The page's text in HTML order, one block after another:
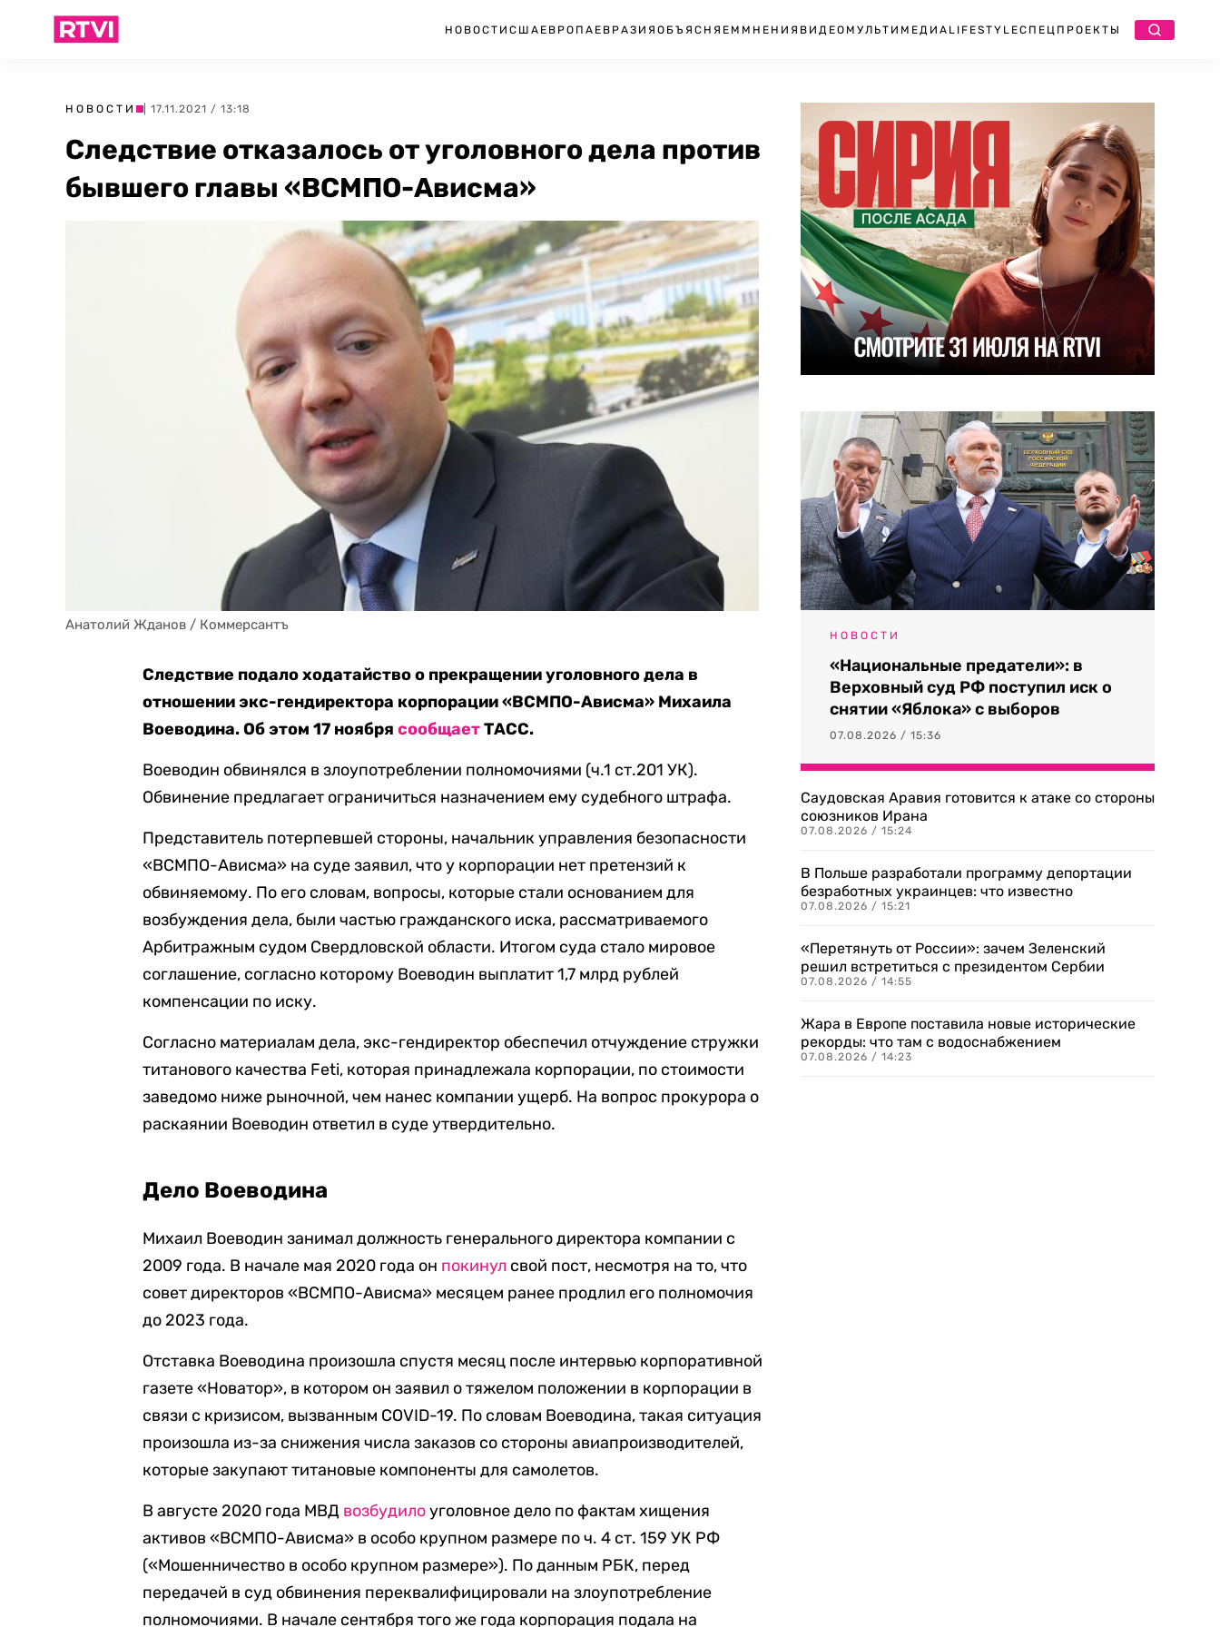
НОВОСТИ США ЕВРОПА ЕВРАЗИЯ ОБЪЯСНЯЕМ МНЕНИЯ ВИДЕО МУЛЬТИМЕДИА LIFESTYLEСПЕЦПРОЕКТЫ
НОВОСТИ | 17.11.2021 / 13:18
Следствие отказалось от уголовного дела против
бывшего главы «ВСМПО-Ависма»
Анатолий Жданов / Коммерсантъ
Следствие подало ходатайство о прекращении уголовного дела в
отношении экс-гендиректора корпорации «ВСМПО-Ависма» Михаила
Воеводина. Об этом 17 ноябрясообщаетТАСС.
Воеводин обвинялся в злоупотреблении полномочиями (ч.1 ст.201 УК).
Обвинение предлагает ограничиться назначением ему судебного штрафа.
Представитель потерпевшей стороны, начальник управления безопасности
«ВСМПО-Ависма» на суде заявил, что у корпорации нет претензий к
обвиняемому. По его словам, вопросы, которые стали основанием для
возбуждения дела, были частью гражданского иска, рассматриваемого
Арбитражным судом Свердловской области. Итогом суда стало мировое
соглашение, согласно которому Воеводин выплатит 1,7 млрд рублей
компенсации по иску.
Согласно материалам дела, экс-гендиректор обеспечил отчуждение стружки
титанового качества Feti, которая принадлежала корпорации, по стоимости
заведомо ниже рыночной, чем нанес компании ущерб. На вопрос прокурора о
раскаянии Воеводин ответил в суде утвердительно.
Дело Воеводина
Михаил Воеводин занимал должность генерального директора компании с
2009 года. В начале мая 2020 года он покинул свой пост, несмотря на то, что
совет директоров «ВСМПО-Ависма» месяцем ранее продлил его полномочия
до 2023 года.
Отставка Воеводина произошла спустя месяц после интервью корпоративной
газете «Новатор», в котором он заявил о тяжелом положении в корпорации в
связи с кризисом, вызванным COVID-19. По словам Воеводина, такая ситуация
произошла из-за снижения числа заказов со стороны авиапроизводителей,
которые закупают титановые компоненты для самолетов.
В августе 2020 года МВД возбудилоуголовное дело по фактам хищения
активов «ВСМПО-Ависма» в особо крупном размере по ч. 4 ст. 159 УК РФ
(«Мошенничество в особо крупном размере»). По данным РБК, перед
передачей в суд обвинения переквалифицировали на злоупотребление
полномочиями. В начале сентября того же года корпорация подала на
НОВОСТИ
«Национальные предатели»: в
Верховный суд РФ поступил иск о
снятии «Яблока» с выборов
07.08.2026 / 15:36
Саудовская Аравия готовится к атаке со стороны
союзников Ирана
07.08.2026 / 15:24
В Польше разработали программу депортации
безработных украинцев: что известно
07.08.2026 / 15:21
«Перетянуть от России»: зачем Зеленский
решил встретиться с президентом Сербии
07.08.2026 / 14:55
Жара в Европе поставила новые исторические
рекорды: что там с водоснабжением
07.08.2026 / 14:23